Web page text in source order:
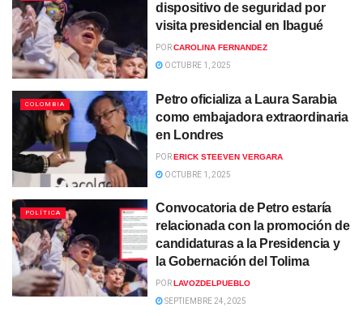
dispositivo de seguridad por
visita presidencial en Ibagué
PORCAROLINA FERNANDEZ
OCTUBRE 1, 2025
COLOMBIA
Petro oficializa a Laura Sarabia
como embajadora extraordinaria
en Londres
PORERICK STEEVEN VERGARA
OCTUBRE 1, 2025
POLÍTICA
Convocatoria de Petro estaría
relacionada con la promoción de
candidaturas a la Presidencia y
la Gobernación del Tolima
POR LAVOZDELPUEBLO
SEPTIEMBRE 24, 2025